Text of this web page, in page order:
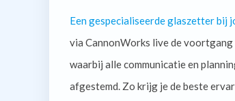
Een gespecialiseerde glaszetter bij
via CannonWorks live de
waarbij alle communicatie en
afgestemd. Zo krijg je de beste